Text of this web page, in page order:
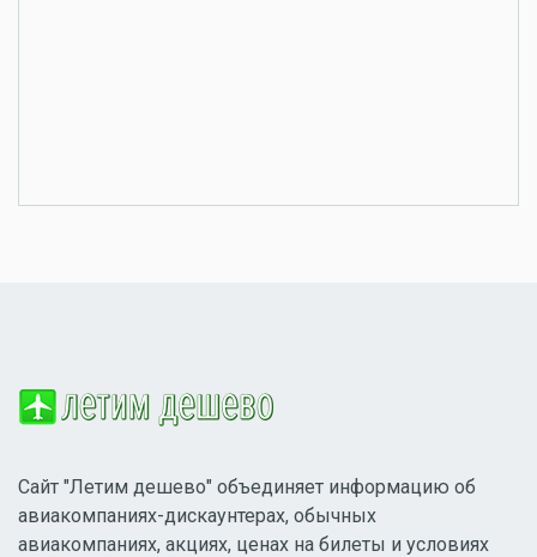
Сайт "Летим дешево" объединяет информацию об
авиакомпаниях-дискаунтерах, обычных
авиакомпаниях, акциях, ценах на билеты и условиях